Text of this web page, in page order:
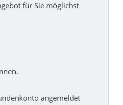
für Sie möglichst
angemeldet